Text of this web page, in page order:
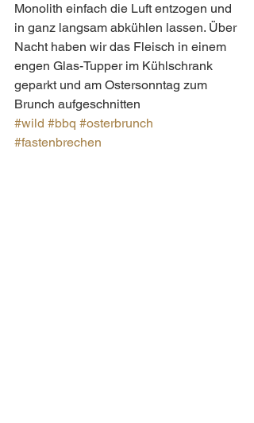
Monolith einfach die Luft entzogen und
in ganz langsam abkühlen lassen. Über
Nacht haben wir das Fleisch in einem
engen Glas-Tupper im Kühlschrank
geparkt und am Ostersonntag zum
Brunch aufgeschnitten
#wild #bbq #osterbrunch
#fastenbrechen